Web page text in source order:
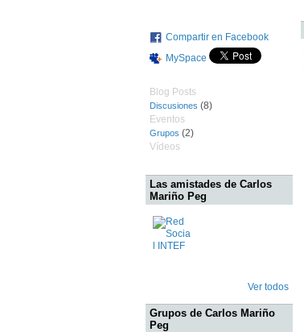
Compartir en Facebook
MySpace
Blog Posts
Discusiones (8)
Eventos
Grupos (2)
Vídeos
Las amistades de Carlos
Mariño Peg
Ver todos
Grupos de Carlos Mariño
Peg